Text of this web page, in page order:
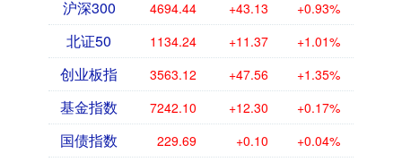
沪深300 4694.44 +43.13 +0.93%
北证50 1134.24 +11.37 +1.01%
创业板指 3563.12 +47.56 +1.35%
基金指数 7242.10 +12.30 +0.17%
国债指数 229.69 +0.10 +0.04%